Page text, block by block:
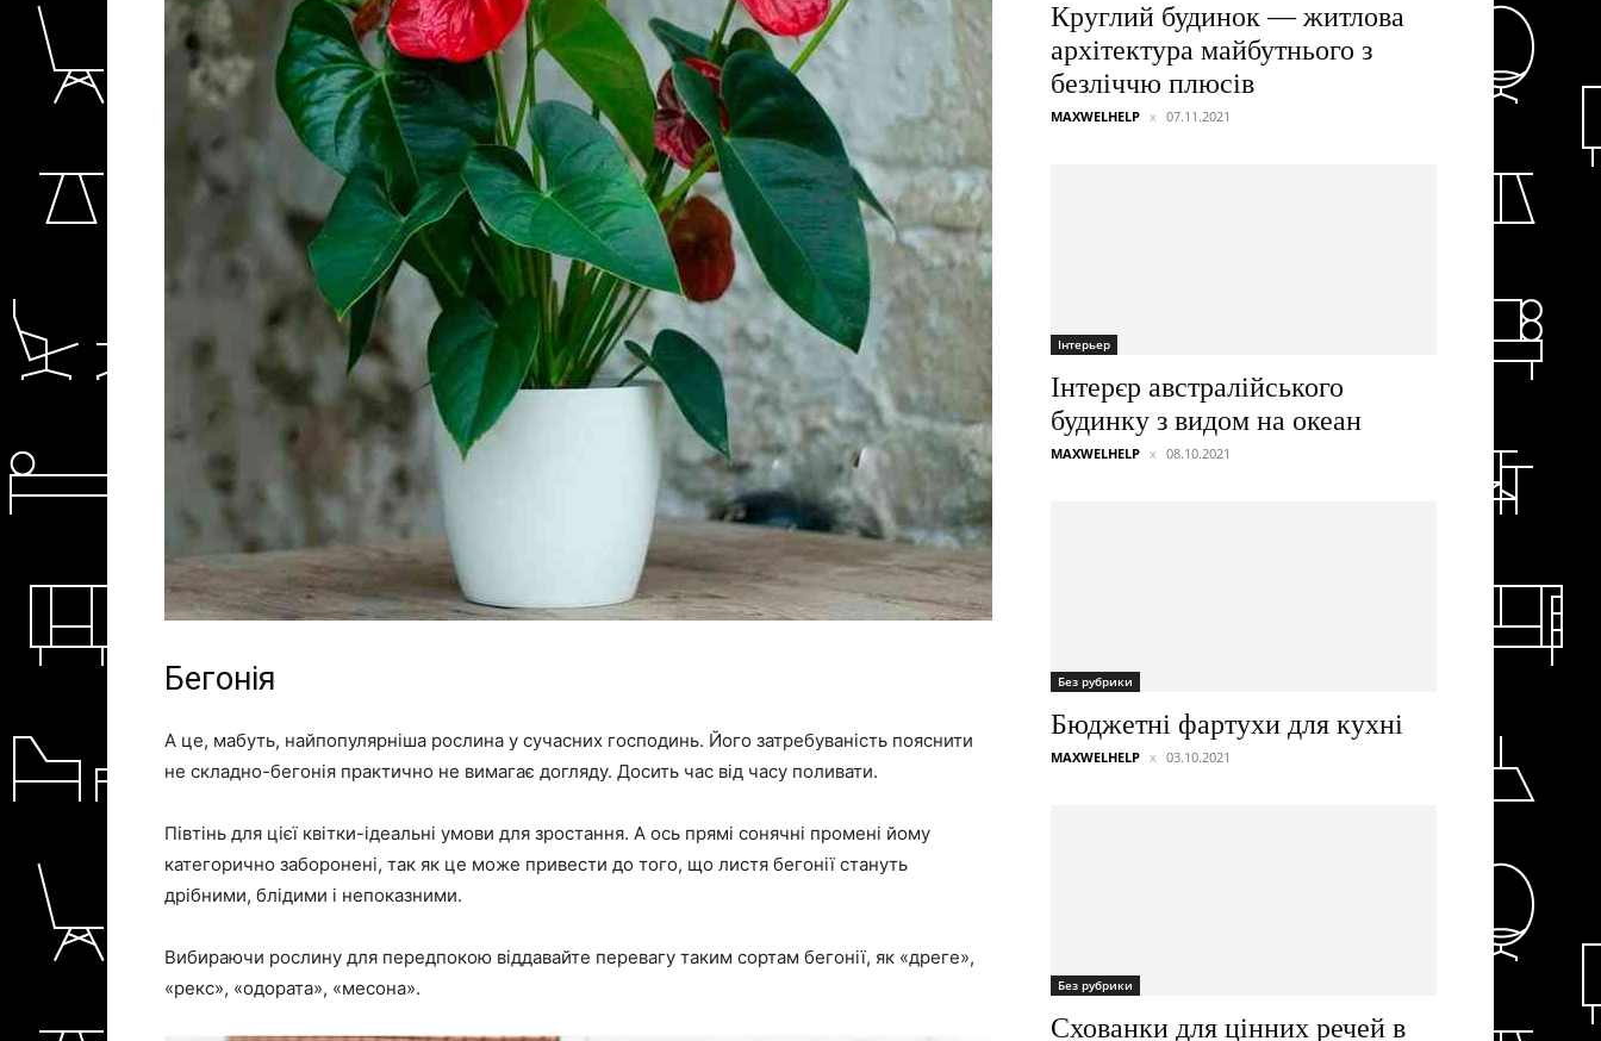
Бегонія
А це, мабуть, найпопулярніша рослина у сучасних господинь. Його затребуваність пояснити
не складно-бегонія практично не вимагає догляду. Досить час від часу поливати.
Півтінь для цієї квітки-ідеальні умови для зростання. А ось прямі сонячні промені йому
категорично заборонені, так як це може привести до того, що листя бегонії стануть
дрібними, блідими і непоказними.
Вибираючи рослину для передпокою віддавайте перевагу таким сортам бегонії, як «дреге»,
«рекс», «одората», «месона».
Круглий будинок — житлова
архітектура майбутнього з
безліччю плюсів
MAXWELHELP 07.11.2021
Інтерьер
Інтерєр австралійського
будинку з видом на океан
MAXWELHELP 08.10.2021
Без рубрики
Бюджетні фартухи для кухні
MAXWELHELP 03.10.2021
Без рубрики
Схованки для цінних речей в